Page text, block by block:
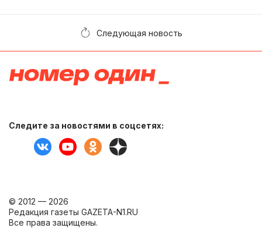
Следующая новость
Следите за новостями в соцсетях:
© 2012 — 2026
Редакция газеты GAZETA-N1.RU
Все права защищены.